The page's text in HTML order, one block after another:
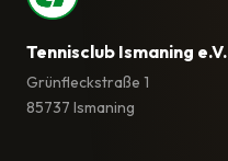
Tennisclub Ismaning e.V.
Grünfleckstraße 1
85737 Ismaning